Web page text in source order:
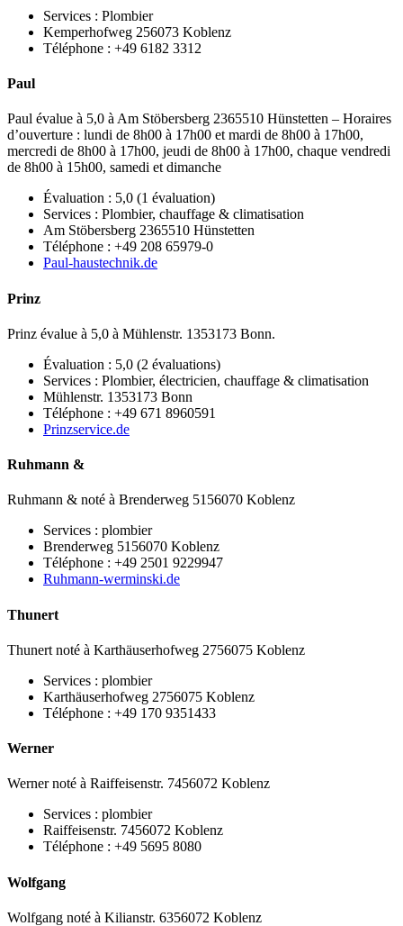
Services : Plombier
Kemperhofweg 256073 Koblenz
Téléphone : +49 6182 3312
Paul
Paul évalue à 5,0 à Am Stöbersberg 2365510 Hünstetten – Horaires
d’ouverture : lundi de 8h00 à 17h00 et mardi de 8h00 à 17h00,
mercredi de 8h00 à 17h00, jeudi de 8h00 à 17h00, chaque vendredi
de 8h00 à 15h00, samedi et dimanche
Évaluation : 5,0 (1 évaluation)
Services : Plombier, chauffage & climatisation
Am Stöbersberg 2365510 Hünstetten
Téléphone : +49 208 65979-0
Paul-haustechnik.de
Prinz
Prinz évalue à 5,0 à Mühlenstr. 1353173 Bonn.
Évaluation : 5,0 (2 évaluations)
Services : Plombier, électricien, chauffage & climatisation
Mühlenstr. 1353173 Bonn
Téléphone : +49 671 8960591
Prinzservice.de
Ruhmann &
Ruhmann & noté à Brenderweg 5156070 Koblenz
Services : plombier
Brenderweg 5156070 Koblenz
Téléphone : +49 2501 9229947
Ruhmann-werminski.de
Thunert
Thunert noté à Karthäuserhofweg 2756075 Koblenz
Services : plombier
Karthäuserhofweg 2756075 Koblenz
Téléphone : +49 170 9351433
Werner
Werner noté à Raiffeisenstr. 7456072 Koblenz
Services : plombier
Raiffeisenstr. 7456072 Koblenz
Téléphone : +49 5695 8080
Wolfgang
Wolfgang noté à Kilianstr. 6356072 Koblenz